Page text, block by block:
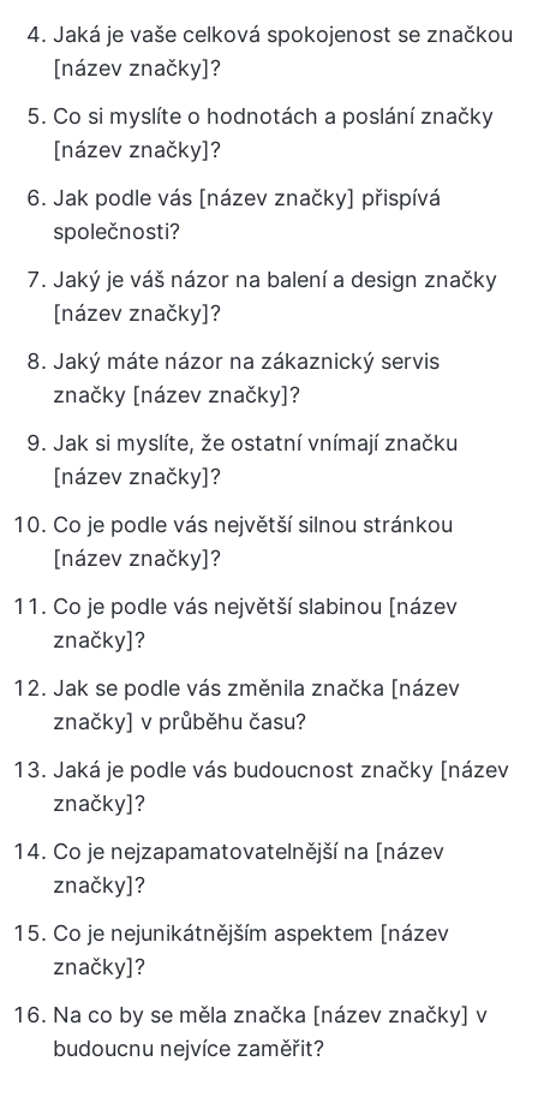
Jaká je vaše celková spokojenost se značkou
[název značky]?
Co si myslíte o hodnotách a poslání značky
[název značky]?
Jak podle vás [název značky] přispívá
společnosti?
Jaký je váš názor na balení a design značky
[název značky]?
Jaký máte názor na zákaznický servis
značky [název značky]?
Jak si myslíte, že ostatní vnímají značku
[název značky]?
Co je podle vás největší silnou stránkou
[název značky]?
Co je podle vás největší slabinou [název
značky]?
Jak se podle vás změnila značka [název
značky] v průběhu času?
Jaká je podle vás budoucnost značky [název
značky]?
Co je nejzapamatovatelnější na [název
značky]?
Co je nejunikátnějším aspektem [název
značky]?
Na co by se měla značka [název značky] v
budoucnu nejvíce zaměřit?